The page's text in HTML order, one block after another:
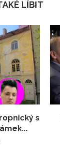
LÍBIT
s